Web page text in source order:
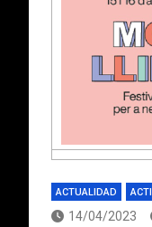
ACTUALIDAD
14/04/2023